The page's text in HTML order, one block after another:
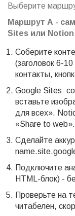
Выберите
Маршрут А -
Sites или Notion
Соберите
(заголовок 6-
контакты,
Google Sites:
вставьте
для всех».
«Share to web».
Сделайте
Подключите
HTML-блок) -
Проверьте на
читабелен,